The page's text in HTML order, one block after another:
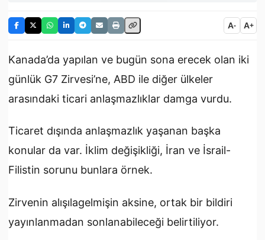
A- A+
Kanada’da yapılan ve bugün sona erecek olan iki
günlük G7 Zirvesi’ne, ABD ile diğer ülkeler
arasındaki ticari anlaşmazlıklar damga vurdu.
Ticaret dışında anlaşmazlık yaşanan başka
konular da var. İklim değişikliği, İran ve İsrail-
Filistin sorunu bunlara örnek.
Zirvenin alışılagelmişin aksine, ortak bir bildiri
yayınlanmadan sonlanabileceği belirtiliyor.